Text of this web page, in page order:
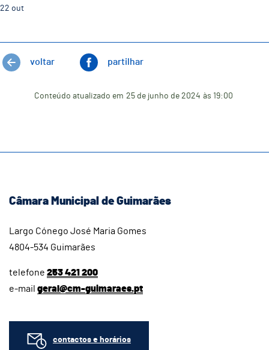
22 out
voltar partilhar
Conteúdo atualizado em 25 de junho de 2024 às 19:00
Câmara Municipal de Guimarães
Largo Cónego José Maria Gomes
4804-534 Guimarães
telefone 253 421 200
e-mail geral@cm-guimaraes.pt
contactos e horários